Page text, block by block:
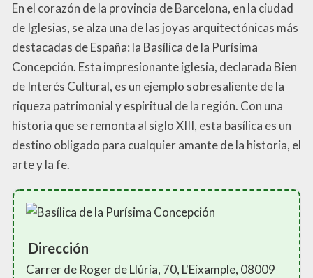
En el corazón de la provincia de Barcelona, en la ciudad
de Iglesias, se alza una de las joyas arquitectónicas más
destacadas de España: la Basílica de la Purísima
Concepción. Esta impresionante iglesia, declarada Bien
de Interés Cultural, es un ejemplo sobresaliente de la
riqueza patrimonial y espiritual de la región. Con una
historia que se remonta al siglo XIII, esta basílica es un
destino obligado para cualquier amante de la historia, el
arte y la fe.
Dirección
Carrer de Roger de Llúria, 70, L'Eixample, 08009